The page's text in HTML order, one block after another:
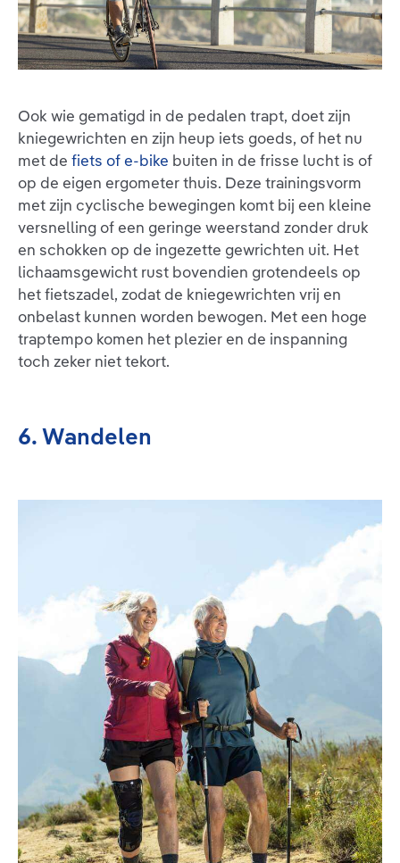
Ook wie gematigd in de pedalen trapt, doet zijn
kniegewrichten en zijn heup iets goeds, of het nu
met de fiets of e-bike buiten in de frisse lucht is of
op de eigen ergometer thuis. Deze trainingsvorm
met zijn cyclische bewegingen komt bij een kleine
versnelling of een geringe weerstand zonder druk
en schokken op de ingezette gewrichten uit. Het
lichaamsgewicht rust bovendien grotendeels op
het fietszadel, zodat de kniegewrichten vrij en
onbelast kunnen worden bewogen. Met een hoge
traptempo komen het plezier en de inspanning
toch zeker niet tekort.
6. Wandelen